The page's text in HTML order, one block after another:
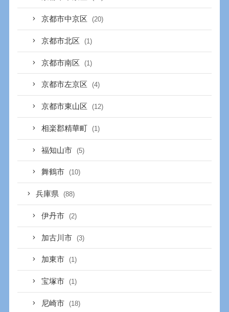
京都市中京区 (20)
京都市北区 (1)
京都市南区 (1)
京都市左京区 (4)
京都市東山区 (12)
相楽郡精華町 (1)
福知山市 (5)
舞鶴市 (10)
兵庫県 (88)
伊丹市 (2)
加古川市 (3)
加東市 (1)
宝塚市 (1)
尼崎市 (18)